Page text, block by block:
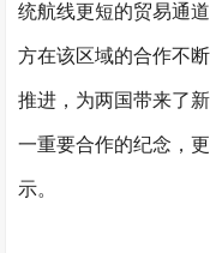
统航线更短的贸易通
方在该区域的合作不
推进，为两国带来了
一重要合作的纪念，
示。